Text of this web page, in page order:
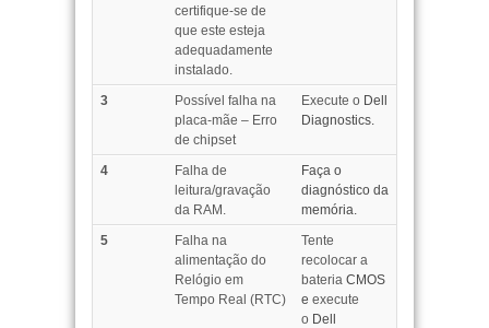
certifique-se de
que este esteja
adequadamente
instalado.
3
Possível falha na
placa-mãe – Erro
de chipset
Execute o Dell
Diagnostics.
4
Falha de
leitura/gravação
da RAM.
Faça o
diagnóstico da
memória.
5
Falha na
alimentação do
Relógio em
Tempo Real (RTC)
Tente
recolocar a
bateria CMOS
e execute
o Dell